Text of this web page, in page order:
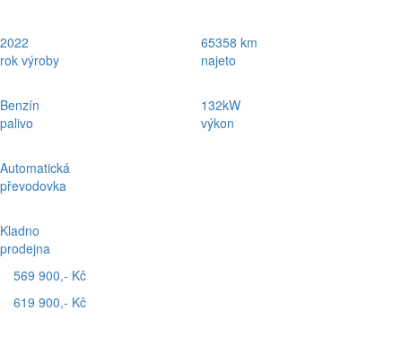
2022
rok výroby
Benzín
palivo
Automatická
převodovka
Kladno
prodejna
65358 km
najeto
132kW
výkon
569 900,- Kč
619 900,- Kč